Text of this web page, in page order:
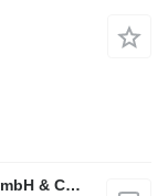
alga Nutzfahrzeug- und Baumaschinen GmbH & Co. KG